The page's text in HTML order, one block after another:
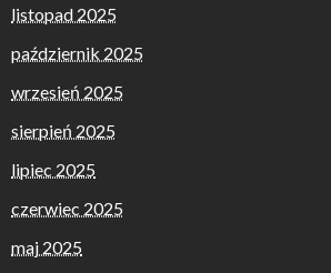
listopad 2025
październik 2025
wrzesień 2025
sierpień 2025
lipiec 2025
czerwiec 2025
maj 2025